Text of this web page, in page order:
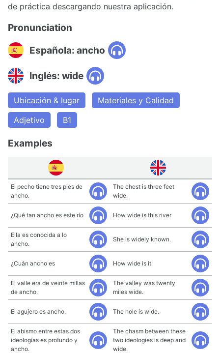
de práctica descargando nuestra aplicación.
Pronunciation
Española: ancho
Inglés: wide
Ubicación & lugar
Materiales y Calidad
Adjetivo
B1
Examples
El pecho tiene tres pies de
ancho.
The chest is three feet
wide.
¿Qué tan ancho es este río How wide is this river
Ella es conocida a lo
ancho.
She is widely known.
¿Cuán ancho es How wide is it
El valle era de veinte millas
de ancho.
The valley was twenty
miles wide.
El agujero es ancho. The hole is wide.
El abismo entre estas dos
ideologías es profundo y
ancho.
The chasm between these
two ideologies is deep and
wide.